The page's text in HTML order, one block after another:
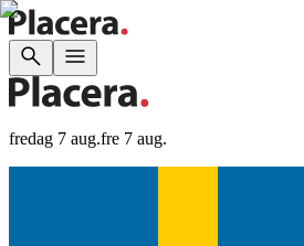
fredag 7 aug.fre 7 aug.